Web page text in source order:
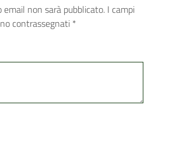
email non sarà pubblicato. I campi
contrassegnati *